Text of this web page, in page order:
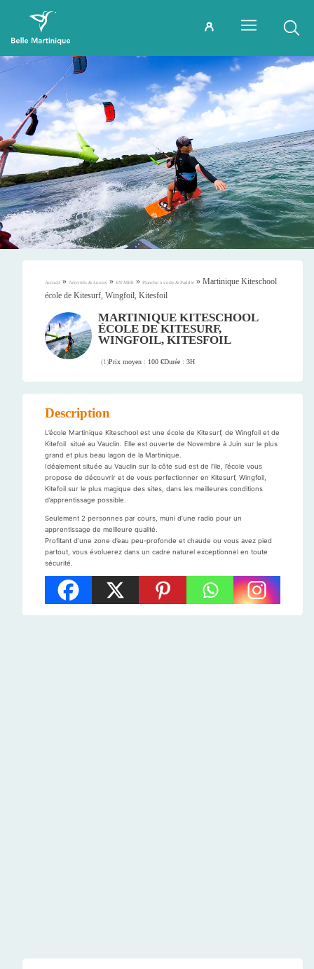
Accueil » Activités & Loisirs » EN MER » Planche à voile & Paddle » Martinique Kiteschool
école de Kitesurf, Wingfoil, Kitesfoil
MARTINIQUE KITESCHOOL
ÉCOLE DE KITESURF,
WINGFOIL, KITESFOIL
(1)Prix moyen : 100 €Durée : 3H
Description
L’école Martinique Kiteschool est une école de Kitesurf, de Wingfoil et de
Kitefoil situé au Vauclin. Elle est ouverte de Novembre à Juin sur le plus
grand et plus beau lagon de la Martinique.
Idéalement située au Vauclin sur la côte sud est de l’ile, l’école vous
propose de découvrir et de vous perfectionner en Kitesurf, Wingfoil,
Kitefoil sur le plus magique des sites, dans les meilleures conditions
d’apprentissage possible.
Seulement 2 personnes par cours, muni d’une radio pour un
apprentissage de meilleure qualité.
Profitant d’une zone d’eau peu-profonde et chaude ou vous avez pied
partout, vous évoluerez dans un cadre naturel exceptionnel en toute
sécurité.